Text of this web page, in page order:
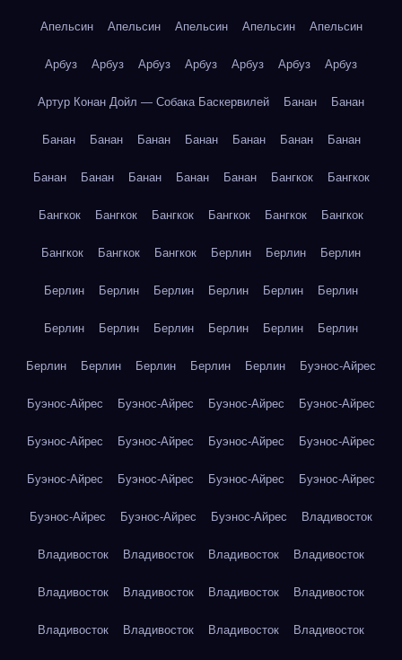
Апельсин Апельсин Апельсин Апельсин Апельсин
Арбуз Арбуз Арбуз Арбуз Арбуз Арбуз Арбуз
Артур Конан Дойл — Собака Баскервилей Банан Банан
Банан Банан Банан Банан Банан Банан Банан
Банан Банан Банан Банан Банан Бангкок Бангкок
Бангкок Бангкок Бангкок Бангкок Бангкок Бангкок
Бангкок Бангкок Бангкок Берлин Берлин Берлин
Берлин Берлин Берлин Берлин Берлин Берлин
Берлин Берлин Берлин Берлин Берлин Берлин
Берлин Берлин Берлин Берлин Берлин Буэнос-Айрес
Буэнос-Айрес Буэнос-Айрес Буэнос-Айрес Буэнос-Айрес
Буэнос-Айрес Буэнос-Айрес Буэнос-Айрес Буэнос-Айрес
Буэнос-Айрес Буэнос-Айрес Буэнос-Айрес Буэнос-Айрес
Буэнос-Айрес Буэнос-Айрес Буэнос-Айрес Владивосток
Владивосток Владивосток Владивосток Владивосток
Владивосток Владивосток Владивосток Владивосток
Владивосток Владивосток Владивосток Владивосток